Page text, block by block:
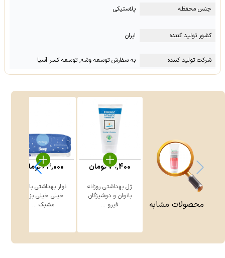
جنس محفظه پلاستیکی
کشور تولید کننده ایران
شرکت تولید کننده به سفارش توسعه وشه, توسعه کسر آسیا
محصولات مشابه
ژل بهداشتی روزانه
بانوان و دوشیزگان
فیرو ...
79,400تومان
نوار بهداشتی بالدار
خیلی خیلی بزرگ
مشبک ...
64,000تومان